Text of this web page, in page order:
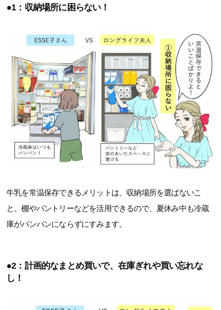
●1：収納場所に困らない！
牛乳を常温保存できるメリットは、収納場所を選ばないこ
と。棚やパントリーなどを活用できるので、夏休み中も冷蔵
庫がパンパンにならずにすみます。
●2：計画的なまとめ買いで、在庫ぎれや買い忘れな
し！